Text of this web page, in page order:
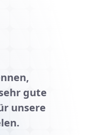
gute
unsere